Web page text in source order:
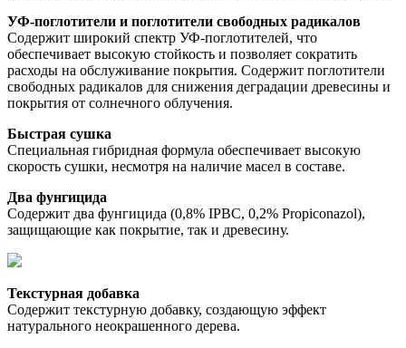
УФ-поглотители и поглотители свободных радикалов
Содержит широкий спектр УФ-поглотителей, что
обеспечивает высокую стойкость и позволяет сократить
расходы на обслуживание покрытия. Содержит поглотители
свободных радикалов для снижения деградации древесины и
покрытия от солнечного облучения.
Быстрая сушка
Специальная гибридная формула обеспечивает высокую
скорость сушки, несмотря на наличие масел в составе.
Два фунгицида
Содержит два фунгицида (0,8% IPBC, 0,2% Propiconazol),
защищающие как покрытие, так и древесину.
Текстурная добавка
Содержит текстурную добавку, создающую эффект
натурального неокрашенного дерева.